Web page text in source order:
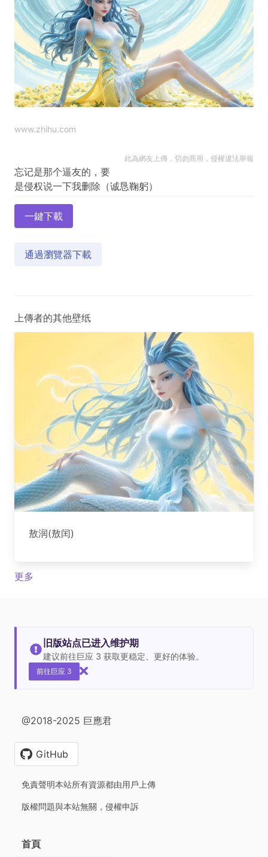
www.zhihu.com
此為網友上傳，切勿商用，侵權違法舉報
忘记是那个逼友的，要
一鍵下載
通過瀏覽器下載
上傳者的其他壁纸
敖润(敖闰)
更多
旧版站点已进入维护期
建议前往巨应 3 获取更稳定、更好的体验。
前往巨应 3
@2018-2025 巨應君
GitHub
免責聲明本站所有資源都由用戶上傳
版權問題與本站無關，侵權申訴
首頁